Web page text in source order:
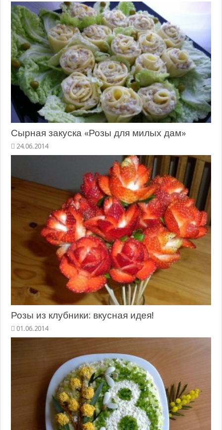
Сырная закуска «Розы для милых дам»
24.06.2014
Розы из клубники: вкусная идея!
01.06.2014